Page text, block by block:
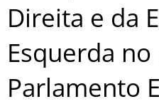
Direita e da
Esquerda
Parlamento